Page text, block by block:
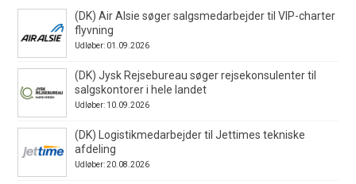
(DK) Air Alsie søger salgsmedarbejder til VIP-charter
flyvning
Udløber: 01.09.2026
(DK) Jysk Rejsebureau søger rejsekonsulenter til
salgskontorer i hele landet
Udløber: 10.09.2026
(DK) Logistikmedarbejder til Jettimes tekniske
afdeling
Udløber: 20.08.2026